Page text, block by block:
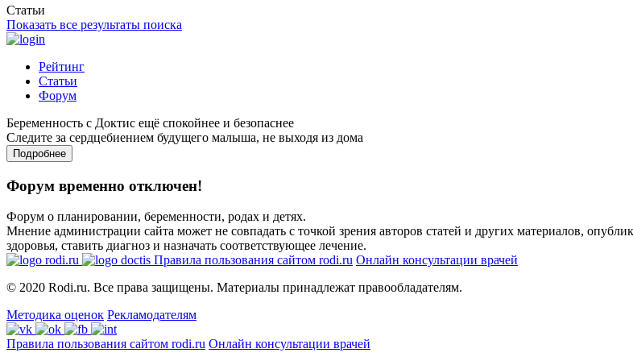
Статьи
Показать все результаты поиска
Рейтинг
Статьи
Форум
Беременность с Доктис ещё спокойнее и безопаснее
Следите за сердцебиением будущего малыша, не выходя из дома
Подробнее
Форум временно отключен!
Форум о планировании, беременности, родах и детях.
Мнение администрации сайта может не совпадать с точкой зрения авторов статей и других материалов,
здоровья, ставить диагноз и назначать соответствующее лечение.
Правила пользования сайтом rodi.ru Онлайн консультации врачей
© 2020 Rodi.ru. Все права защищены. Материалы принадлежат правообладателям.
Методика оценок Рекламодателям
Правила пользования сайтом rodi.ru Онлайн консультации врачей